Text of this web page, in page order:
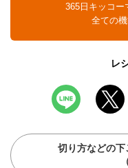
365日キッコー
全ての
レ
切り方などの下